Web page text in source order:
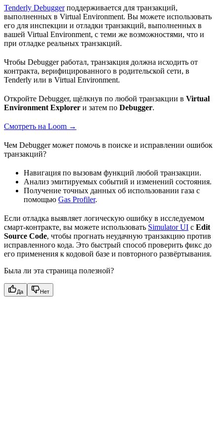
Tenderly Debuggerподдерживается для транзакций,
выполненных в Virtual Environment. Вы можете использовать
его для инспекции и отладки транзакций, выполненных в
вашей Virtual Environment, с теми же возможностями, что и
при отладке реальных транзакций.
Чтобы Debugger работал, транзакция должна исходить от
контракта, верифицированного в родительской сети, в
Tenderly или в Virtual Environment.
Откройте Debugger, щёлкнув по любой транзакции в Virtual
Environment Explorer и затем по Debugger.
Смотреть на Loom →
Чем Debugger может помочь в поиске и исправлении ошибок
транзакций?
Навигация по вызовам функций любой транзакции.
Анализ эмитируемых событий и изменений состояния.
Получение точных данных об использовании газа с
помощью Gas Profiler.
Если отладка выявляет логическую ошибку в исследуемом
смарт-контракте, вы можете использовать Simulator UI с Edit
Source Code, чтобы прогнать неудачную транзакцию против
исправленного кода. Это быстрый способ проверить фикс до
его применения к кодовой базе и повторного развёртывания.
Была ли эта страница полезной?
Да Нет